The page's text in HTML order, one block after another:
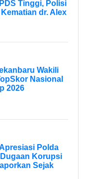
Tinggi, Polisi
dr. Alex
Wakili
Nasional
2026
Polda
Korupsi
Sejak